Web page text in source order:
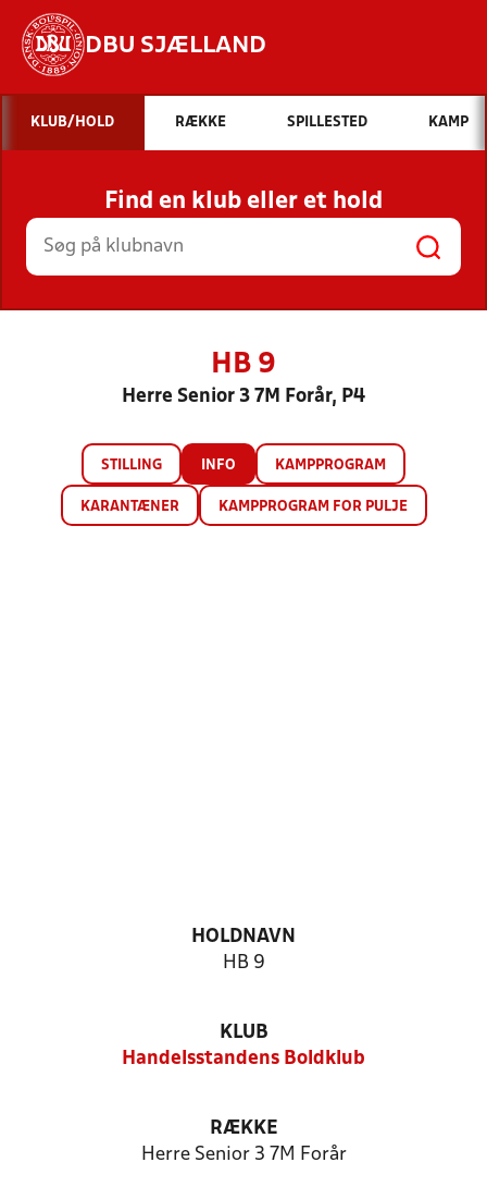
DBU SJÆLLAND
Hvad vil du søge efter?
INDHOLD OG NYHEDER
STILLINGER, RESULTATER, KLUBBER OG
HOLD
KLUB/HOLD RÆKKE SPILLESTED KAMP
Find en klub eller et hold
HB 9
Herre Senior 3 7M Forår, P4
STILLING INFO KAMPPROGRAM
KARANTÆNER KAMPPROGRAM FOR PULJE
HOLDNAVN
HB 9
KLUB
Handelsstandens Boldklub
RÆKKE
Herre Senior 3 7M Forår